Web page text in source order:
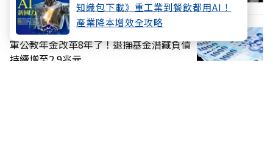
知識包下載》重工業到餐飲都用AI！
產業降本增效全攻略
軍公教年金改革8年了！退撫基金潛藏負債
持續增至2.9兆元